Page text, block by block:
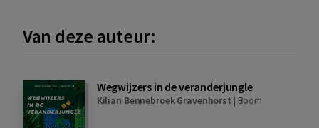
Van deze auteur:
Wegwijzers in de veranderjungle
Kilian Bennebroek Gravenhorst | Boom